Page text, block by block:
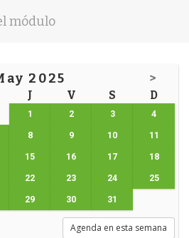
2025 >
J V S D
1 2 3 4
8 9 10 11
15 16 17 18
22 23 24 25
29 30 31
Agenda en esta semana